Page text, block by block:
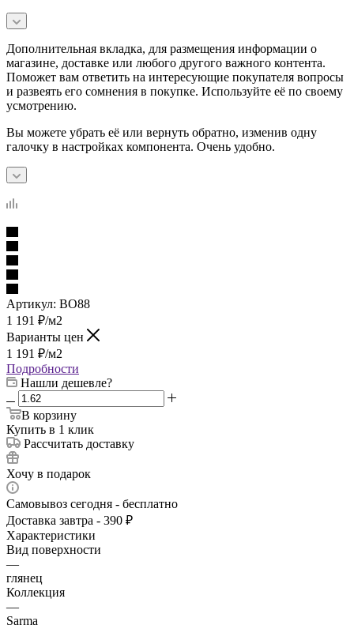
Дополнительная вкладка, для размещения информации о
магазине, доставке или любого другого важного контента.
Поможет вам ответить на интересующие покупателя вопросы
и развеять его сомнения в покупке. Используйте её по своему
усмотрению.
Вы можете убрать её или вернуть обратно, изменив одну
галочку в настройках компонента. Очень удобно.
Артикул: BO88
1 191 ₽/м2
Варианты цен
1 191 ₽/м2
Подробности
Нашли дешевле?
В корзину
Купить в 1 клик
Рассчитать доставку
Хочу в подарок
Самовывоз сегодня - бесплатно
Доставка завтра - 390 ₽
Характеристики
Вид поверхности
—
глянец
Коллекция
—
Sarma